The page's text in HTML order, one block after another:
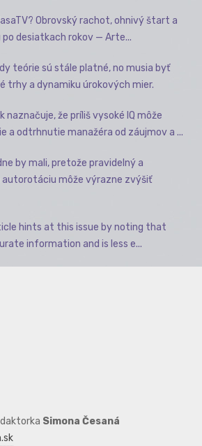
Obrovský rachot, ohnivý štart a
po desiatkach rokov — Arte...
teórie sú stále platné, no musia byť
trhy a dynamiku úrokových mier.
naznačuje, že príliš vysoké IQ môže
a odtrhnutie manažéra od záujmov a ...
by mali, pretože pravidelný a
môže výrazne zvýšiť
hints at this issue by noting that
information and is less e...
Simona Česaná